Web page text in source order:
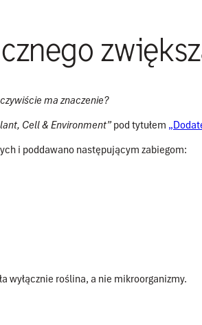
ma znaczenie?
Cell & Environment” pod tytułem
i poddawano następującym zabiegom:
wyłącznie roślina, a nie mikroorganizmy.